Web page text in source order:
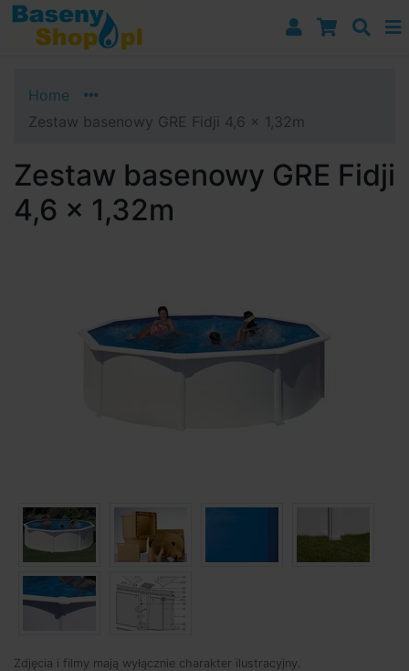
Przejdź do nawigacji
Przejdź do treści
Przejdź do paska bocznego
Home
Zestaw basenowy GRE Fidji 4,6 x 1,32m
Zestaw basenowy GRE Fidji
4,6 x 1,32m
Zdjęcia i filmy mają wyłącznie charakter ilustracyjny.